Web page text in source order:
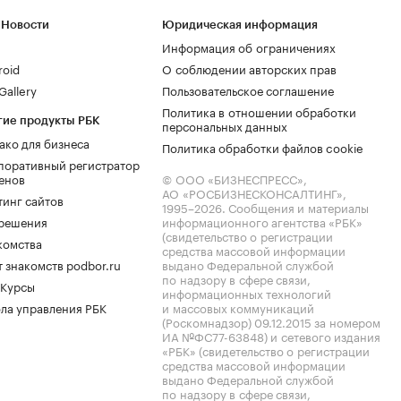
продукты РБК
для бизнеса
регистратор
сайтов
знакомств podbor.ru
управления РБК
Юридическая информация
Информация об ограничениях
О соблюдении авторских прав
Пользовательское соглашение
Политика в отношении обработки
персональных данных
Политика обработки файлов cookie
© ООО «БИЗНЕСПРЕСС»,
АО «РОСБИЗНЕСКОНСАЛТИНГ»,
1995–2026. Сообщения и материалы
информационного агентства «РБК»
(свидетельство о регистрации
средства массовой информации
выдано Федеральной службой
по надзору в сфере связи,
информационных технологий
и массовых коммуникаций
(Роскомнадзор) 09.12.2015 за номером
ИА №ФС77-63848) и сетевого издания
«РБК» (свидетельство о регистрации
средства массовой информации
выдано Федеральной службой
по надзору в сфере связи,